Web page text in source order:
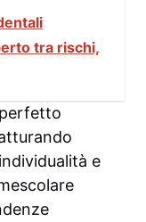
tra rischi,
e